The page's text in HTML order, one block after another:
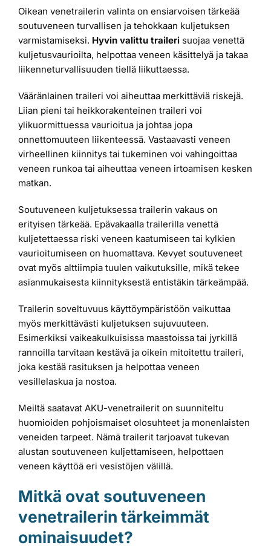
Oikean venetrailerin valinta on ensiarvoisen tärkeää
soutuveneen turvallisen ja tehokkaan kuljetuksen
varmistamiseksi. Hyvin valittu traileri suojaa venettä
kuljetusvaurioilta, helpottaa veneen käsittelyä ja takaa
liikenneturvallisuuden tiellä liikuttaessa.
Vääränlainen traileri voi aiheuttaa merkittäviä riskejä.
Liian pieni tai heikkorakenteinen traileri voi
ylikuormittuessa vaurioitua ja johtaa jopa
onnettomuuteen liikenteessä. Vastaavasti veneen
virheellinen kiinnitys tai tukeminen voi vahingoittaa
veneen runkoa tai aiheuttaa veneen irtoamisen kesken
matkan.
Soutuveneen kuljetuksessa trailerin vakaus on
erityisen tärkeää. Epävakaalla trailerilla venettä
kuljetettaessa riski veneen kaatumiseen tai kylkien
vaurioitumiseen on huomattava. Kevyet soutuveneet
ovat myös alttiimpia tuulen vaikutuksille, mikä tekee
asianmukaisesta kiinnityksestä entistäkin tärkeämpää.
Trailerin soveltuvuus käyttöympäristöön vaikuttaa
myös merkittävästi kuljetuksen sujuvuuteen.
Esimerkiksi vaikeakulkuisissa maastoissa tai jyrkillä
rannoilla tarvitaan kestävä ja oikein mitoitettu traileri,
joka kestää rasituksen ja helpottaa veneen
vesillelaskua ja nostoa.
Meiltä saatavat AKU-venetrailerit on suunniteltu
huomioiden pohjoismaiset olosuhteet ja monenlaisten
veneiden tarpeet. Nämä trailerit tarjoavat tukevan
alustan soutuveneen kuljettamiseen, helpottaen
veneen käyttöä eri vesistöjen välillä.
Mitkä ovat soutuveneen
venetrailerin tärkeimmät
ominaisuudet?